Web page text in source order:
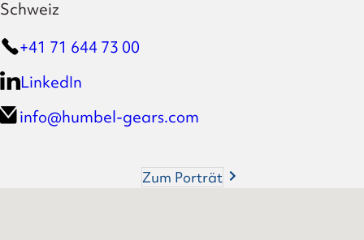
Schweiz
+41 71 644 73 00
LinkedIn
info@humbel-gears.com
Zum Porträt